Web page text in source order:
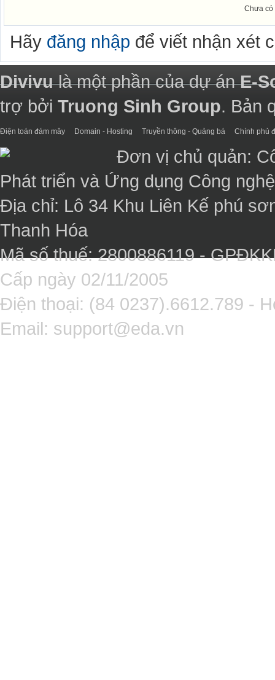
Chưa có
Hãy đăng nhập để viết nhận xét
Divivulà một phần của dự ánE-
trợ bởi Truong Sinh Group. Bản
Điện toán đám mây Domain - Hosting Truyền thông - Quảng bá Chính phủ
Đơn vị chủ quản:
Phát triển và Ứng dụng Công
Địa chỉ: Lô 34 Khu Liên Kế phú
Thanh Hóa
Mã số thuế: 2800886119 -
Cấp ngày 02/11/2005
Điện thoại: (84 0237).6612.789 -
Email: support@eda.vn